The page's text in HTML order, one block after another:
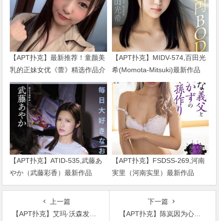
【APT扑克】最新推荐！童颜美
乳的正妹女优《蕾》精选作品介
绍……
【APT扑克】MIDV-574,百田光
希(Momota-Mitsuki)最新作品
2024/01/02发布！
【APT扑克】ATID-535,武藤あ
やか（武藤彩香）最新作品
2023/01/19发布！
【APT扑克】FSDSS-269,河南
実里（河南实里）最新作品
2021-08-26发布！
上一篇
【APT扑克】艾玛·沃森发纯黑图片加白框，被粉丝留言抨击是无心还是故意
下一篇
【APT扑克】陈岚因为心梗住院，好转后发文感慨豪宅也意外曝光了